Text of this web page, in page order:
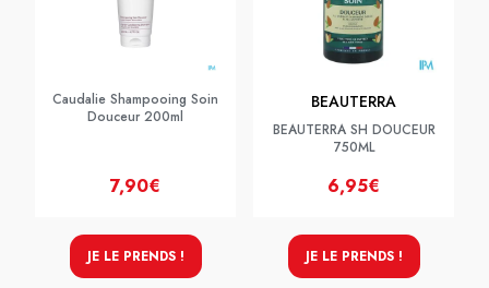
Caudalie Shampooing Soin
Douceur 200ml
7,90€
JE LE PRENDS !
BEAUTERRA
BEAUTERRA SH DOUCEUR
750ML
6,95€
JE LE PRENDS !